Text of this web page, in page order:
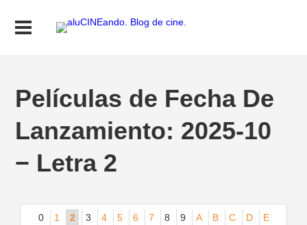
Películas de Fecha De
Lanzamiento: 2025-10
− Letra 2
0 1 2 3 4 5 6 7 8 9 A B C D
E